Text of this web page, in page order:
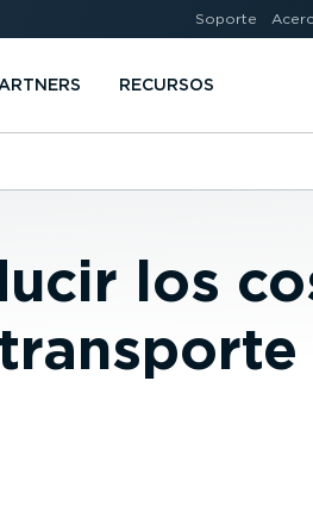
Soporte
RECURSOS
los